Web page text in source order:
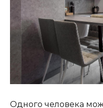
Одного человека